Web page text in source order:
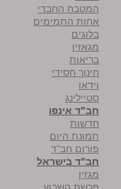
המטבח החבדי
אחות התמימים
בלוגים
מגאזין
בריאות
חינוך חסידי
וידאו
סטיילינג
חב"ד אינפו
חדשות
תמונת היום
פורום חב"ד
חב"ד בישראל
מגזין